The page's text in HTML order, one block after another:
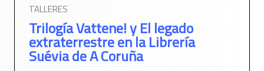
TALLERES
Trilogía Vattene! y El legado
extraterrestre en la Librería
Suévia de A Coruña